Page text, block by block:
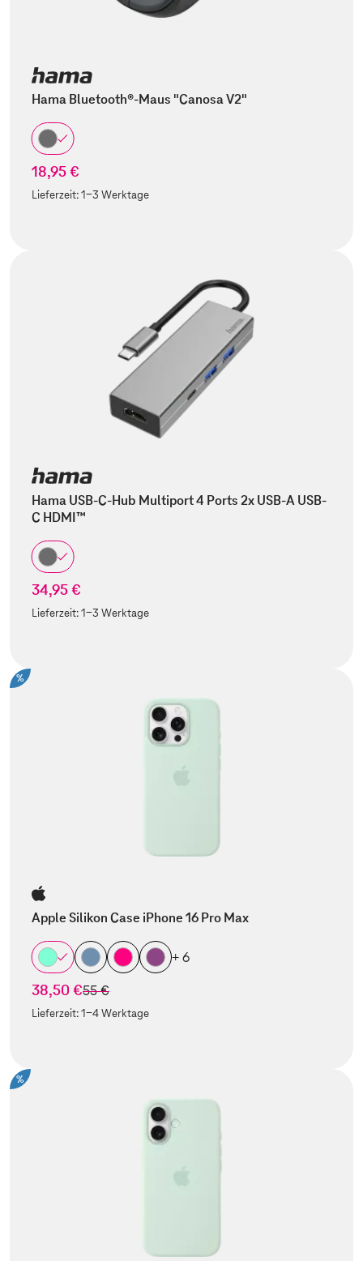
Hama Bluetooth®-Maus "Canosa V2"
18,95 €
Lieferzeit:1-3 Werktage
Hama USB-C-Hub Multiport 4 Ports 2x USB-A USB-
C HDMI™
34,95 €
Lieferzeit:1-3 Werktage
%
Apple Silikon Case iPhone 16 Pro Max
+ 6
38,50 €statt
55 €
Lieferzeit:1-4 Werktage
%